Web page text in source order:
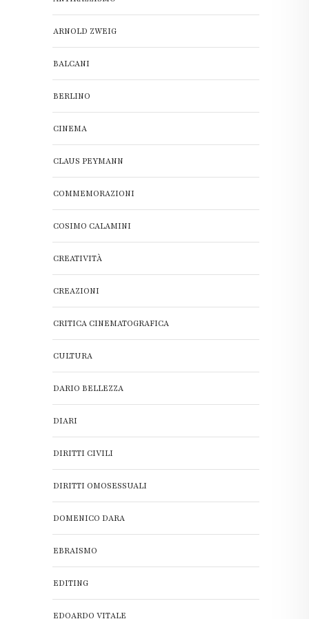
ARNOLD ZWEIG
BALCANI
BERLINO
CINEMA
CLAUS PEYMANN
COMMEMORAZIONI
COSIMO CALAMINI
CREATIVITÀ
CREAZIONI
CRITICA CINEMATOGRAFICA
CULTURA
DARIO BELLEZZA
DIARI
DIRITTI CIVILI
DIRITTI OMOSESSUALI
DOMENICO DARA
EBRAISMO
EDITING
EDOARDO VITALE